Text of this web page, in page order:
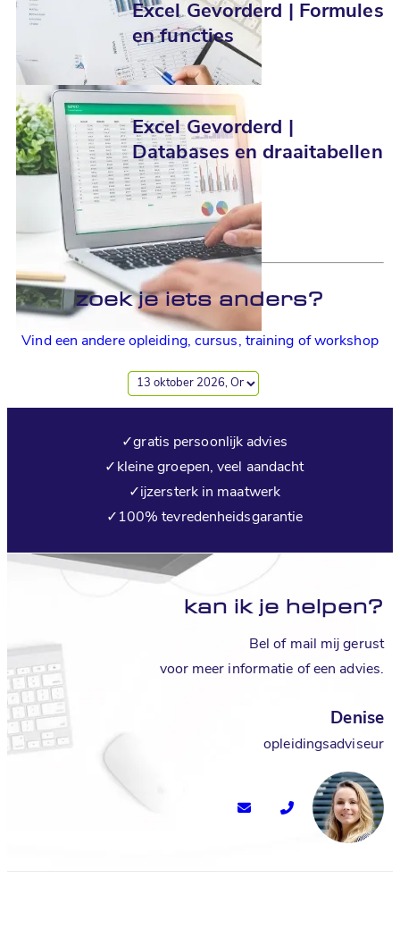
Excel Gevorderd | Formules
en functies
Excel Gevorderd |
Databases en draaitabellen
zoek je iets anders?
Vind een andere opleiding, cursus, training of workshop
✓gratis persoonlijk advies
✓ kleine groepen, veel aandacht
✓ijzersterk in maatwerk
✓ 100% tevredenheidsgarantie
kan ik je helpen?
Bel of mail mij gerust
voor meer informatie of een advies.
Denise
opleidingsadviseur